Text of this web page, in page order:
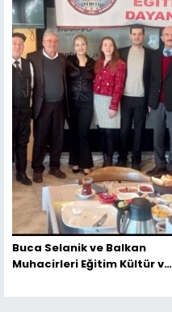
Buca Selanik ve Balkan
Muhacirleri Eğitim Kültür ve